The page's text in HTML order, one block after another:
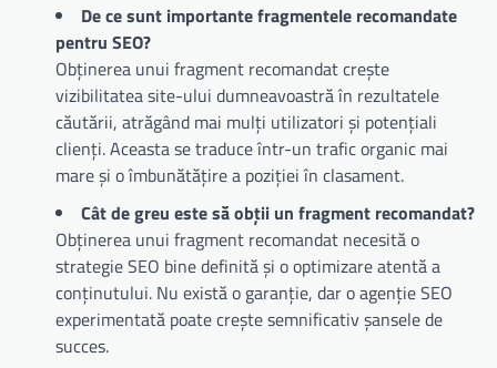
De ce sunt importante fragmentele recomandate
pentru SEO?
Obținerea unui fragment recomandat crește
vizibilitatea site-ului dumneavoastră în rezultatele
căutării, atrăgând mai mulți utilizatori și potențiali
clienți. Aceasta se traduce într-un trafic organic mai
mare și o îmbunătățire a poziției în clasament.
Cât de greu este să obții un fragment recomandat?
Obținerea unui fragment recomandat necesită o
strategie SEO bine definită și o optimizare atentă a
conținutului. Nu există o garanție, dar o agenție SEO
experimentată poate crește semnificativ șansele de
succes.